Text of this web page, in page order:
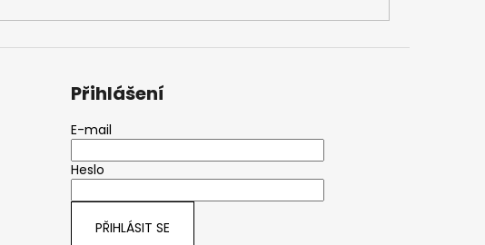
y
Přihlášení
E-mail
Heslo
PŘIHLÁSIT SE